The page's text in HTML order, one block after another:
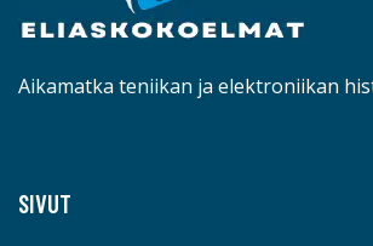
Aikamatka teniikan ja elektroniikan
SIVUT